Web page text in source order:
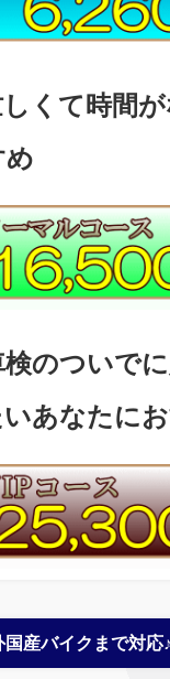
くて時間
め
のついで
あなたに
国産バイクまで対応♪